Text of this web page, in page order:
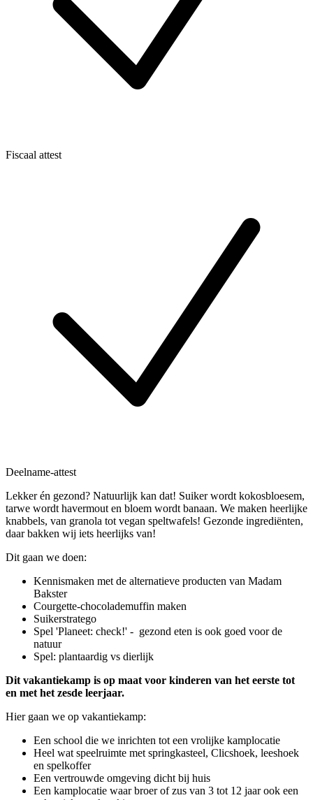
Fiscaal attest
Deelname-attest
Lekker én gezond? Natuurlijk kan dat! Suiker wordt kokosbloesem,
tarwe wordt havermout en bloem wordt banaan. We maken heerlijke
knabbels, van granola tot vegan speltwafels! Gezonde ingrediënten,
daar bakken wij iets heerlijks van!
Dit gaan we doen:
Kennismaken met de alternatieve producten van Madam
Bakster
Courgette-chocolademuffin maken
Suikerstratego
Spel 'Planeet: check!' - gezond eten is ook goed voor de
natuur
Spel: plantaardig vs dierlijk
Dit vakantiekamp is op maat voor kinderen van het eerste tot
en met het zesde leerjaar.
Hier gaan we op vakantiekamp:
Een school die we inrichten tot een vrolijke kamplocatie
Heel wat speelruimte met springkasteel, Clicshoek, leeshoek
en spelkoffer
Een vertrouwde omgeving dicht bij huis
Een kamplocatie waar broer of zus van 3 tot 12 jaar ook een